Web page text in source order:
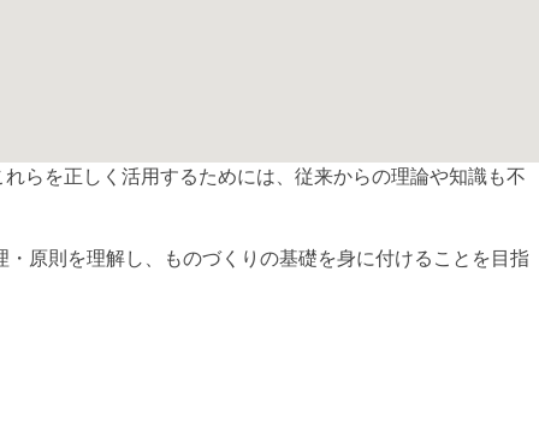
らを正しく活用するためには、従来からの理論や知識も不
原則を理解し、ものづくりの基礎を身に付けることを目指